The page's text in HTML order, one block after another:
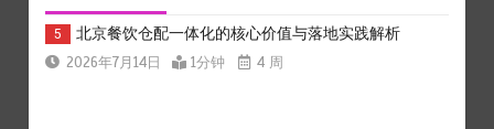
5 北京餐饮仓配一体化的核心价值与落地实践解析
2026年7月14日 1分钟 4 周